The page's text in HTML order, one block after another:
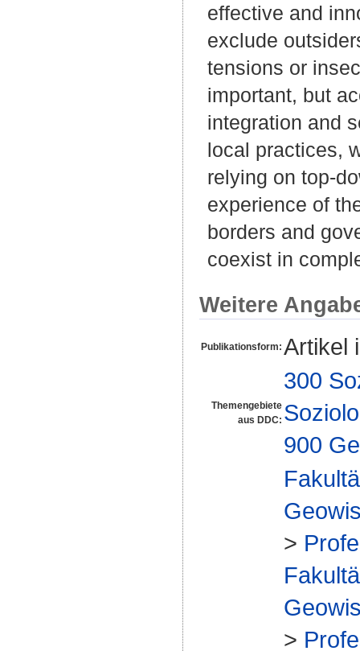
effective and
exclude
tensions or
important, but
integration and
local practices,
relying on top-
experience of
borders and
coexist in
Weitere
Publikationsform: Artikel
Themengebiete
aus DDC:
300
900
>
>